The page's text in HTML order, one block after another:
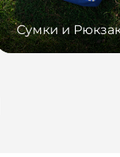
Сумки и